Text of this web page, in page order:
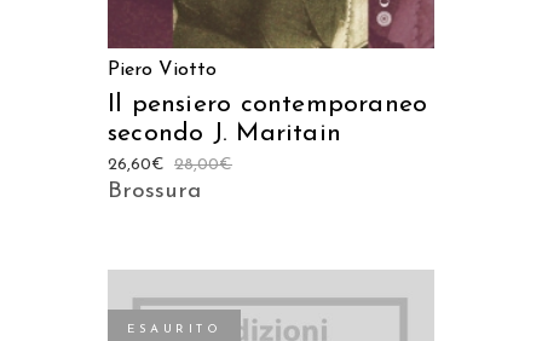
Piero Viotto
Il pensiero contemporaneo
secondo J. Maritain
28,00€
26,60€
Brossura
ESAURITO